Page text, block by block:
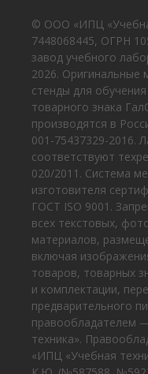
© ООО «ИПЦ
7448068445, ОГРН
завод учебного
2026. Оригинальные
стенды для
товарного знака
производятся в
001-75437329-2016.
соответствуют
020/2011. Система
изготовителя
ГОСТ ISO 9001.
всех текстовых,
материалов,
включая
товаров, товарных
и комплектации,
предварительного
техника».
«ИПЦ «Учебная